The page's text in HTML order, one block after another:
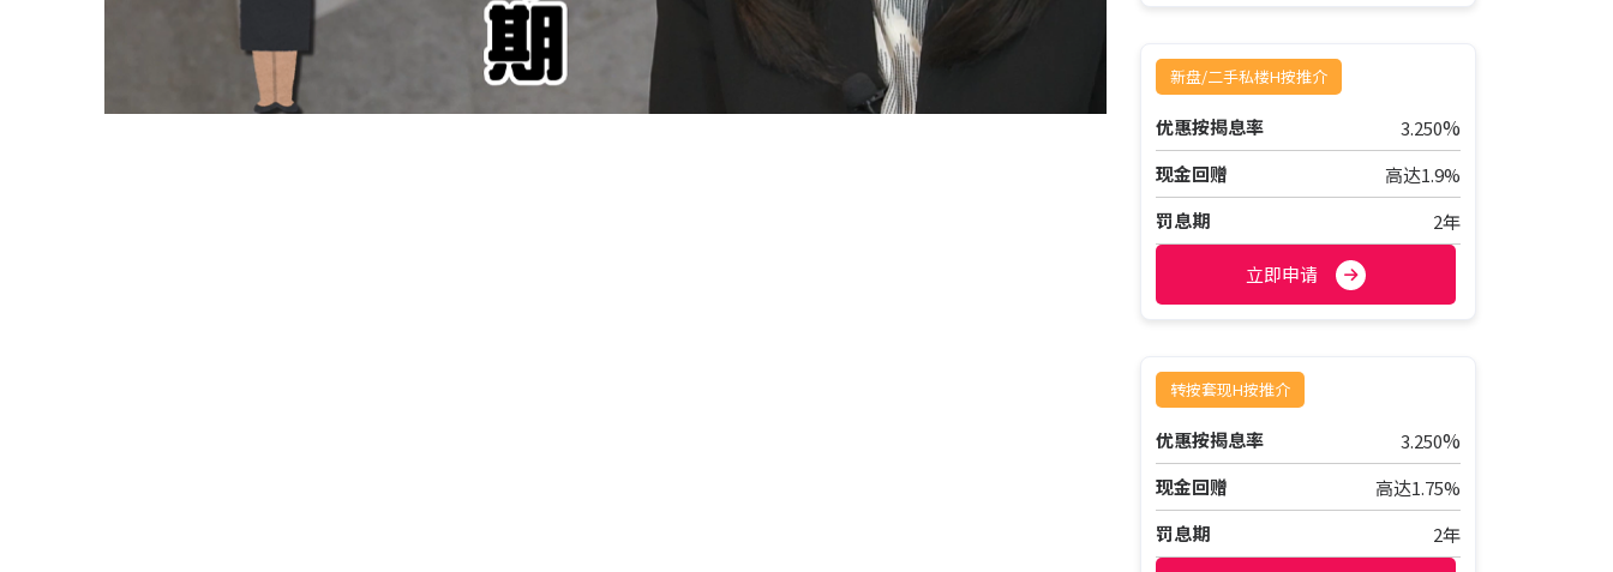
新盘/二手私楼H按推介
优惠按揭息率 3.250%
现金回赠
高达1.9%
罚息期
2年
立即申请
转按套现H按推介
优惠按揭息率 3.250%
现金回赠
高达1.75%
罚息期
2年